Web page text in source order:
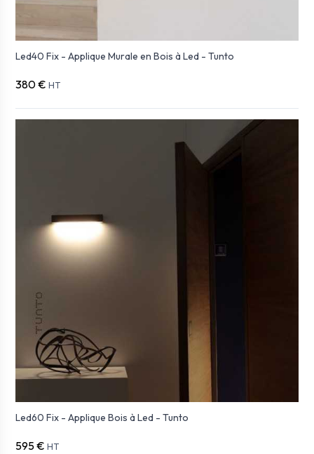
Led40 Fix - Applique Murale en Bois à Led - Tunto
380 € HT
Led60 Fix - Applique Bois à Led - Tunto
595 € HT